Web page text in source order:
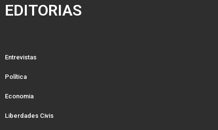
EDITORIAS
Entrevistas
Política
Economia
Liberdades Civis